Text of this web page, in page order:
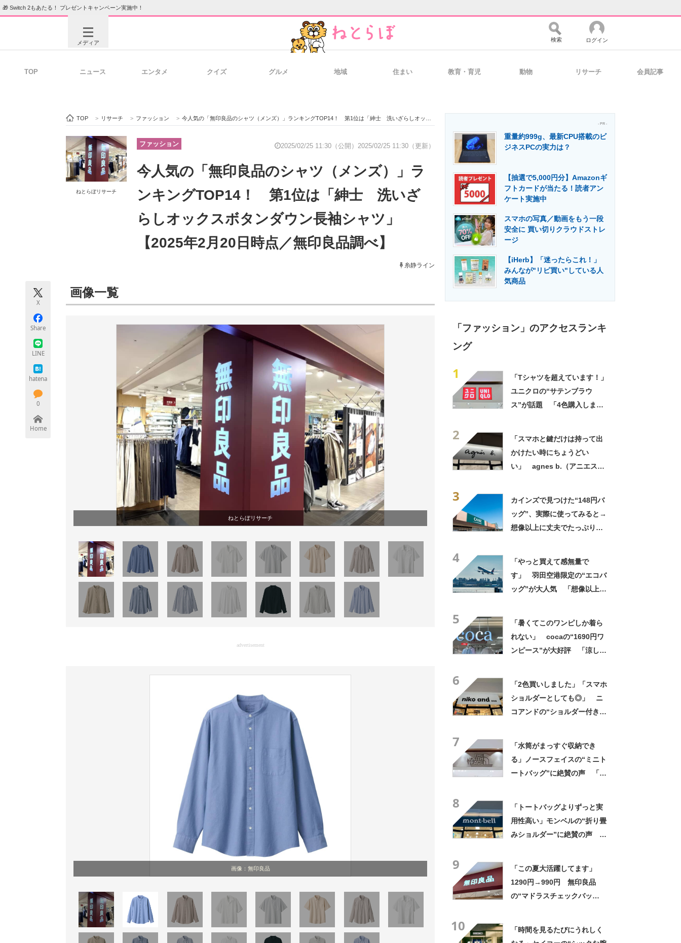
🎁 Switch 2もあたる！ プレゼントキャンペーン実施中！
メディア
ビジネスと働き方のヒント 経営リーダーのコミュニティ マーケ×ITの今がよく分かる
IT製品の技術・比較・事例 製造業のIT導入・活用を支援
モノづくり技術者専門サイト エレクトロニクス専門サイト 電子設計の基本と応用 エネルギーの専門メディア 建設×テクノロジーの最前線
検索 ログイン
TOP ニュース エンタメ クイズ グルメ 地域 住まい 教育・育児 動物 リサーチ 会員記事
TOP > リサーチ > ファッション > 今人気の「無印良品のシャツ（メンズ）」ランキングTOP14！ 第1位は「紳士 洗いざらしオックスボタンダウン長袖シャツ」【2025年2月20日時点／無印良品調べ】
ねとらぼリサーチ
ファッション 2025/02/25 11:30（公開） 2025/02/25 11:30（更新）
今人気の「無印良品のシャツ（メンズ）」ラ
ンキングTOP14！ 第1位は「紳士 洗いざ
らしオックスボタンダウン長袖シャツ」
【2025年2月20日時点／無印良品調べ】
糸静ライン
X
Share
LINE
hatena
0
Home
画像一覧
ねとらぼリサーチ
advertisement
画像：無印良品
- PR -
重量約999g、最新CPU搭載のビ
ジネスPCの実力は？
【抽選で5,000円分】Amazonギ
フトカードが当たる！読者アン
ケート実施中
スマホの写真／動画をもう一段
安全に 買い切りクラウドストレ
ージ
【iHerb】「迷ったらこれ！」
みんなが"リピ買い"している人
気商品
「ファッション」のアクセスランキ
ング
1
「Tシャツを超えています！」
ユニクロの“サテンブラウ
ス”が話題 「4色購入しまし
2
「スマホと鍵だけは持って出
かけたい時にちょうどい
い」 agnes b.（アニエスべ
3
カインズで見つけた“148円バ
ッグ”、実際に使ってみると→
想像以上に丈夫でたっぷり入
4
「やっと買えて感無量で
す」 羽田空港限定の“エコバ
ッグ”が大人気 「想像以上に
5
「暑くてこのワンピしか着ら
れない」 cocaの“1690円ワ
ンピース”が大好評 「涼しく
6
「2色買いしました」「スマホ
ショルダーとしても◎」 ニ
コアンドの“ショルダー付き財
7
「水筒がまっすぐ収納でき
る」ノースフェイスの“ミニト
ートバッグ”に絶賛の声 「と
8
「トートバッグよりずっと実
用性高い」モンベルの“折り畳
みショルダー”に絶賛の声
9
「この夏大活躍してます」
1290円→990円 無印良品
の“マドラスチェックバッ
10
「時間を見るたびにうれしく